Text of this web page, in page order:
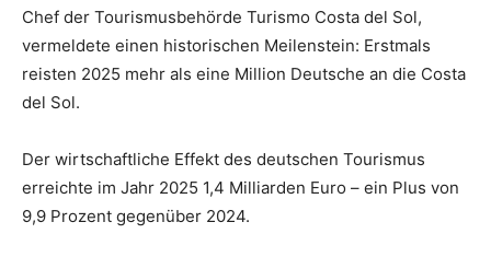
Chef der Tourismusbehörde Turismo Costa del Sol,
vermeldete einen historischen Meilenstein: Erstmals
reisten 2025 mehr als eine Million Deutsche an die Costa
del Sol.
Der wirtschaftliche Effekt des deutschen Tourismus
erreichte im Jahr 2025 1,4 Milliarden Euro – ein Plus von
9,9 Prozent gegenüber 2024.